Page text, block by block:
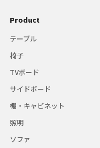
Product
テーブル
椅子
TVボード
サイドボード
棚・キャビネット
照明
ソファ